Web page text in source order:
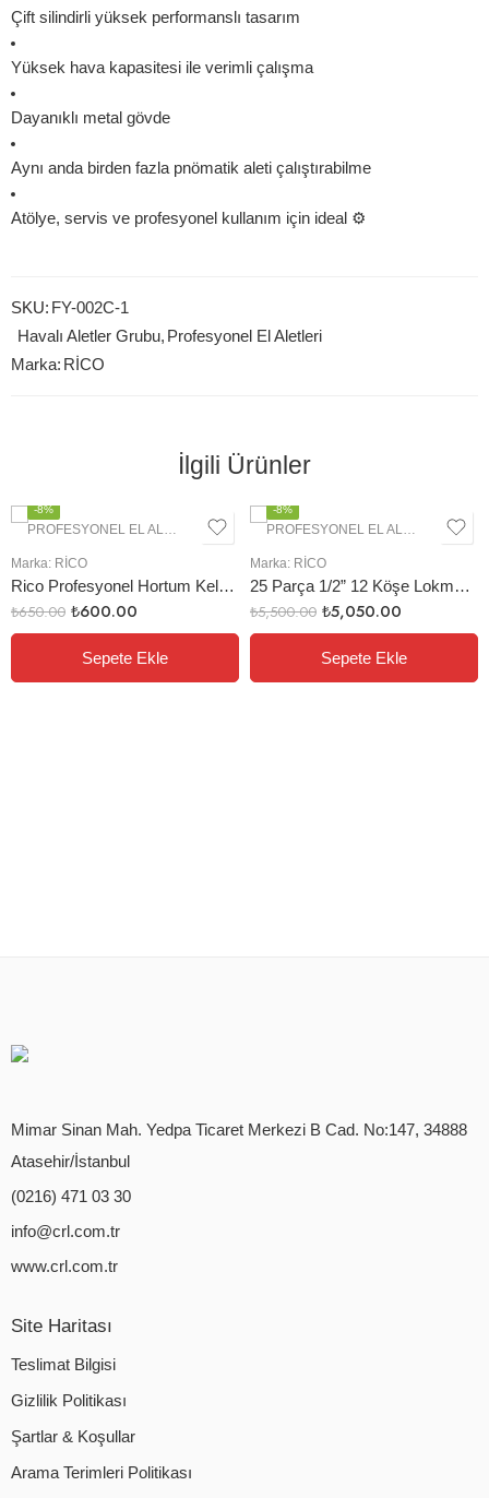
Çift silindirli yüksek performanslı tasarım
Yüksek hava kapasitesi ile verimli çalışma
Dayanıklı metal gövde
Aynı anda birden fazla pnömatik aleti çalıştırabilme
Atölye, servis ve profesyonel kullanım için ideal ⚙️
SKU: FY-002C-1
Havalı Aletler Grubu, Profesyonel El Aletleri
Marka: RİCO
İlgili Ürünler
, OTOMOTIV GRUBU
Marka: RİCO
Rico Profesyonel Hortum Kelepçe Pensesi Krom
-8%
₺650.00 ₺600.00
Sepete Ekle
,
Marka: RİCO
25 Parça 1/2” 12 Köşe Lokma Seti
-8%
₺5,500.00 ₺5,050.00
Sepete Ekle
Mimar Sinan Mah. Yedpa Ticaret Merkezi B Cad. No:147, 34888
Atasehir/İstanbul
(0216) 471 03 30
info@crl.com.tr
www.crl.com.tr
Site Haritası
Teslimat Bilgisi
Gizlilik Politikası
Şartlar & Koşullar
Arama Terimleri Politikası